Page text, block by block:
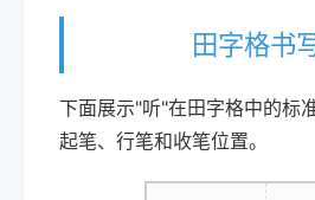
田字格书
下面展示"听"在田字格中的标
起笔、行笔和收笔位置。